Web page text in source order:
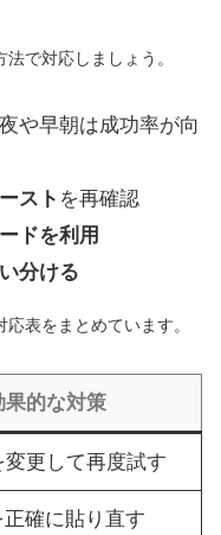
で対応しましょう。
や早朝は成功率が向
スト を再確認
ドを利用
分ける
表をまとめています。
果的な対策
変更して再度試す
正確に貼り直す